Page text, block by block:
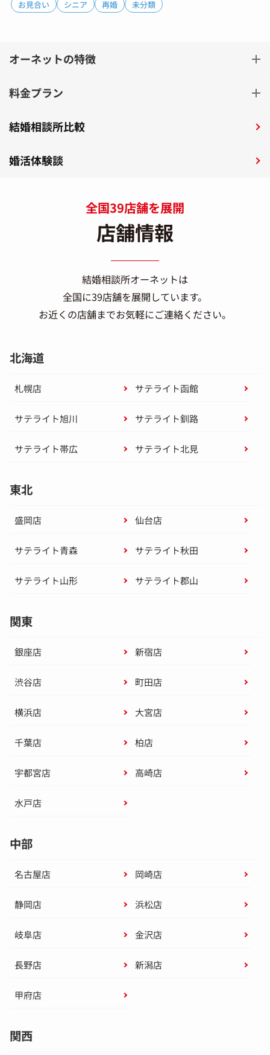
お見合い シニア 再婚 未分類
オーネットの特徴
料金プラン
結婚相談所比較
婚活体験談
全国39店舗を展開
店舗情報
結婚相談所オーネットは
全国に39店舗を展開しています。
お近くの店舗までお気軽にご連絡ください。
北海道
札幌店 サテライト函館
サテライト旭川 サテライト釧路
サテライト帯広 サテライト北見
東北
盛岡店 仙台店
サテライト青森 サテライト秋田
サテライト山形 サテライト郡山
関東
銀座店 新宿店
渋谷店 町田店
横浜店 大宮店
千葉店 柏店
宇都宮店 高崎店
水戸店
中部
名古屋店 岡崎店
静岡店 浜松店
岐阜店 金沢店
長野店 新潟店
甲府店
関西